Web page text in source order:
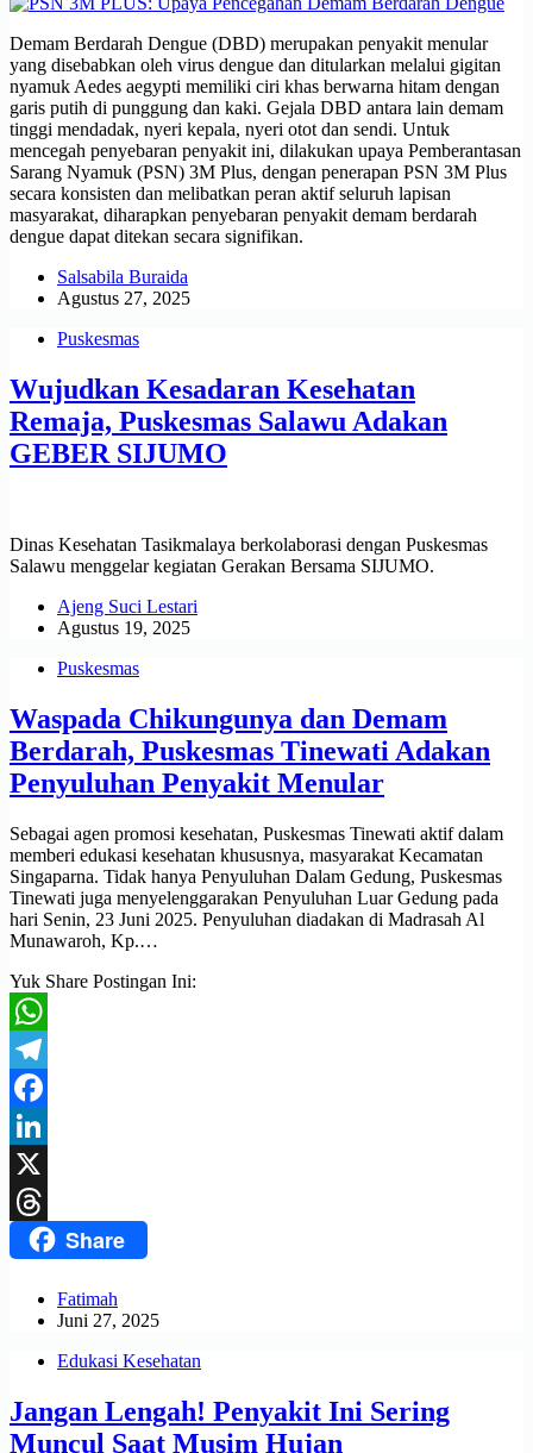
Demam Berdarah Dengue (DBD) merupakan penyakit menular
yang disebabkan oleh virus dengue dan ditularkan melalui gigitan
nyamuk Aedes aegypti memiliki ciri khas berwarna hitam dengan
garis putih di punggung dan kaki. Gejala DBD antara lain demam
tinggi mendadak, nyeri kepala, nyeri otot dan sendi. Untuk
mencegah penyebaran penyakit ini, dilakukan upaya Pemberantasan
Sarang Nyamuk (PSN) 3M Plus, dengan penerapan PSN 3M Plus
secara konsisten dan melibatkan peran aktif seluruh lapisan
masyarakat, diharapkan penyebaran penyakit demam berdarah
dengue dapat ditekan secara signifikan.
Salsabila Buraida
Agustus 27, 2025
Puskesmas
Wujudkan Kesadaran Kesehatan
Remaja, Puskesmas Salawu Adakan
GEBER SIJUMO
Dinas Kesehatan Tasikmalaya berkolaborasi dengan Puskesmas
Salawu menggelar kegiatan Gerakan Bersama SIJUMO.
Ajeng Suci Lestari
Agustus 19, 2025
Puskesmas
Waspada Chikungunya dan Demam
Berdarah, Puskesmas Tinewati Adakan
Penyuluhan Penyakit Menular
Sebagai agen promosi kesehatan, Puskesmas Tinewati aktif dalam
memberi edukasi kesehatan khususnya, masyarakat Kecamatan
Singaparna. Tidak hanya Penyuluhan Dalam Gedung, Puskesmas
Tinewati juga menyelenggarakan Penyuluhan Luar Gedung pada
hari Senin, 23 Juni 2025. Penyuluhan diadakan di Madrasah Al
Munawaroh, Kp.…
Yuk Share Postingan Ini:
WhatsApp
Telegram
Facebook
LinkedIn
X
ThreadsShare
Fatimah
Juni 27, 2025
Edukasi Kesehatan
Jangan Lengah! Penyakit Ini Sering
Muncul Saat Musim Hujan